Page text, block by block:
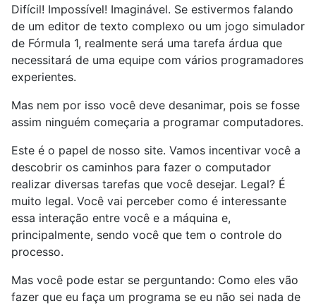
Difícil! Impossível! Imaginável. Se estivermos falando
de um editor de texto complexo ou um jogo simulador
de Fórmula 1, realmente será uma tarefa árdua que
necessitará de uma equipe com vários programadores
experientes.
Mas nem por isso você deve desanimar, pois se fosse
assim ninguém começaria a programar computadores.
Este é o papel de nosso site. Vamos incentivar você a
descobrir os caminhos para fazer o computador
realizar diversas tarefas que você desejar. Legal? É
muito legal. Você vai perceber como é interessante
essa interação entre você e a máquina e,
principalmente, sendo você que tem o controle do
processo.
Mas você pode estar se perguntando: Como eles vão
fazer que eu faça um programa se eu não sei nada de